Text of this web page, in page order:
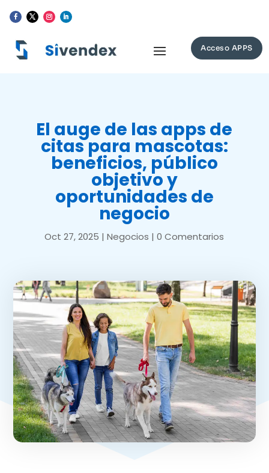
Acceso APPS
El auge de las apps de
citas para mascotas:
beneficios, público
objetivo y
oportunidades de
negocio
Oct 27, 2025 |Negocios |0 Comentarios